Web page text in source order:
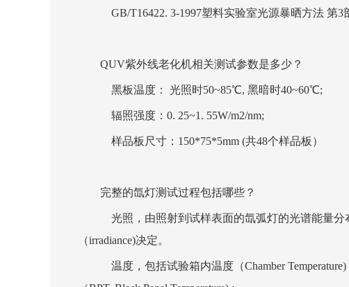
GB/T16422. 3-1997塑料实验室光源暴晒方法 第3
QUV紫外线老化机相关测试参数是多少？
黑板温度： 光照时50~85℃, 黑暗时40~60℃;
辐照强度：0. 25~1. 55W/m2/nm;
样品板尺寸：150*75*5mm (共48个样品板）
完整的氙灯测试过程包括哪些？
光照，由照射到试样表面的氙弧灯的光谱能量分
（irradiance)决定。
温度，包括试验箱内温度（Chamber